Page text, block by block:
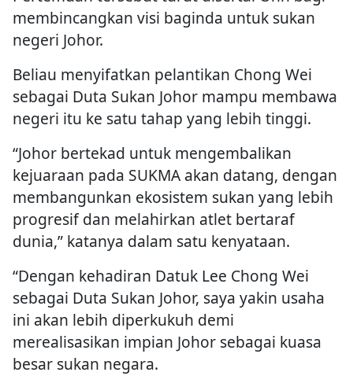
membincangkan visi baginda untuk sukan
negeri Johor.
Beliau menyifatkan pelantikan Chong Wei
sebagai Duta Sukan Johor mampu membawa
negeri itu ke satu tahap yang lebih tinggi.
“Johor bertekad untuk mengembalikan
kejuaraan pada SUKMA akan datang, dengan
membangunkan ekosistem sukan yang lebih
progresif dan melahirkan atlet bertaraf
dunia,” katanya dalam satu kenyataan.
“Dengan kehadiran Datuk Lee Chong Wei
sebagai Duta Sukan Johor, saya yakin usaha
ini akan lebih diperkukuh demi
merealisasikan impian Johor sebagai kuasa
besar sukan negara.